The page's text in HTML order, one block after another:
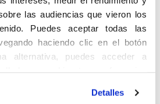
las audiencias que vieron los
Puedes aceptar todas las
haciendo clic en el botón
alternativa, puedes acceder a
y cambiar tus preferencias
Para más información puedes
Detalles